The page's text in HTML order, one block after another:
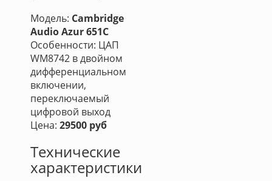
Модель: Cambridge
Audio Azur 651C
Особенности: ЦАП
WM8742 в двойном
дифференциальном
включении,
переключаемый
цифровой выход
Цена: 29500 руб
Технические
характеристики